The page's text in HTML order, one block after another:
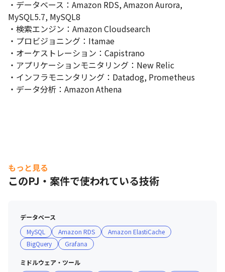
・データベース：Amazon RDS, Amazon Aurora,
MySQL5.7, MySQL8
・検索エンジン：Amazon Cloudsearch
・プロビジョニング：Itamae
・オーケストレーション：Capistrano
・アプリケーションモニタリング：New Relic
・インフラモニンタリング：Datadog, Prometheus
・データ分析：Amazon Athena
もっと見る
このPJ・案件で使われている技術
データベース
MySQL
Amazon RDS
Amazon ElastiCache
BigQuery
Grafana
ミドルウェア・ツール